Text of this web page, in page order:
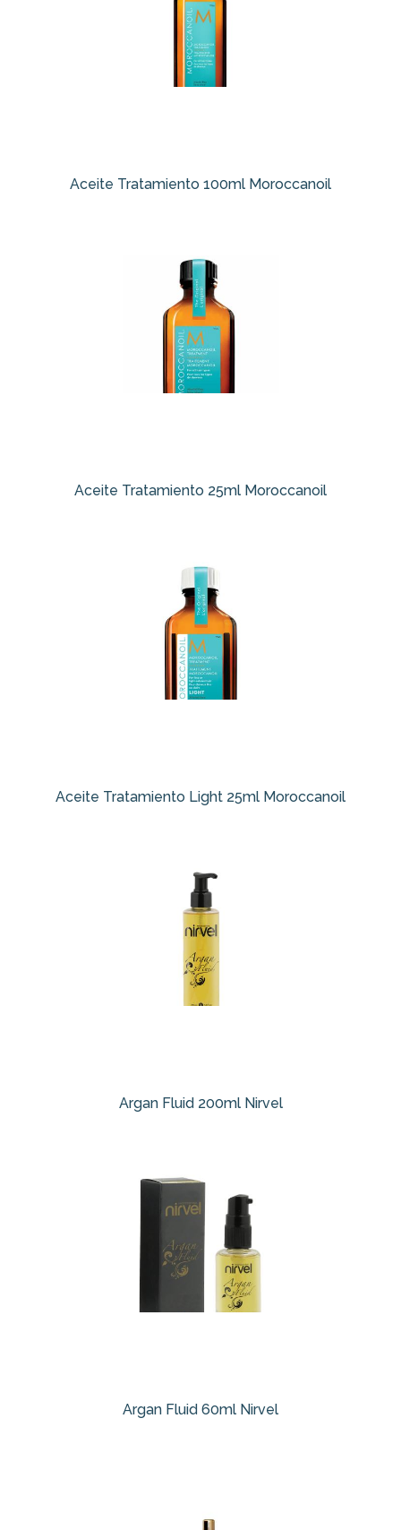
Aceite Tratamiento 100ml Moroccanoil
Aceite Tratamiento 25ml Moroccanoil
Aceite Tratamiento Light 25ml Moroccanoil
Argan Fluid 200ml Nirvel
Argan Fluid 60ml Nirvel